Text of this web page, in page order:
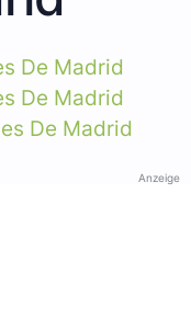
De Madrid
De Madrid
De Madrid
Anzeige